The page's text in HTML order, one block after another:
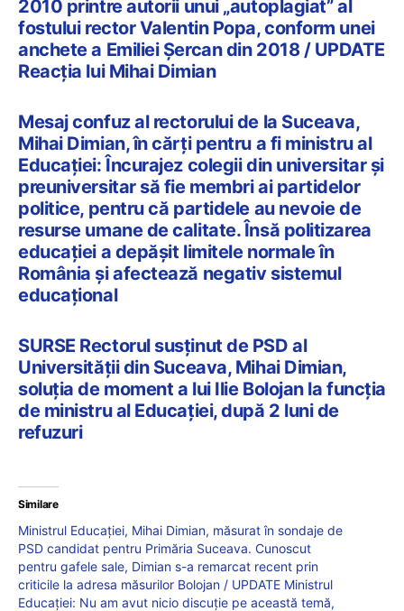
2010 printre autorii unui „autoplagiat” al
fostului rector Valentin Popa, conform unei
anchete a Emiliei Șercan din 2018 / UPDATE
Reacția lui Mihai Dimian
Mesaj confuz al rectorului de la Suceava,
Mihai Dimian, în cărți pentru a fi ministru al
Educației: Încurajez colegii din universitar şi
preuniversitar să fie membri ai partidelor
politice, pentru că partidele au nevoie de
resurse umane de calitate. Însă politizarea
educaţiei a depăşit limitele normale în
România și afectează negativ sistemul
educaţional
SURSE Rectorul susținut de PSD al
Universității din Suceava, Mihai Dimian,
soluția de moment a lui Ilie Bolojan la funcția
de ministru al Educației, după 2 luni de
refuzuri
Similare
Ministrul Educației, Mihai Dimian, măsurat în sondaje de
PSD candidat pentru Primăria Suceava. Cunoscut
pentru gafele sale, Dimian s-a remarcat recent prin
criticile la adresa măsurilor Bolojan / UPDATE Ministrul
Educației: Nu am avut nicio discuție pe această temă,